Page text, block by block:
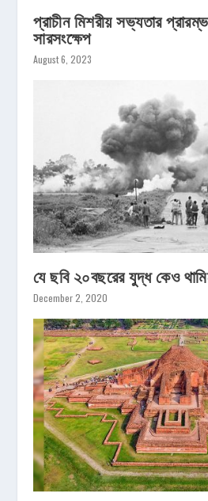
প্রাচীন মিশরীয় সভ্যতার
সারসংক্ষেপ
August 6, 2023
যে ছবি ২০বছরের যুদ্ধ কেও
December 2, 2020